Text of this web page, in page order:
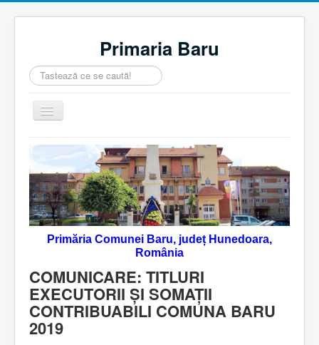
Primaria Baru
Căutare
...
Comută
navigarea
Home
Despre noi
Noutăţi
Contact
Servicii Online
Primăria Comunei Baru, județ Hunedoara,
România
COMUNICARE: TITLURI
EXECUTORII ȘI SOMAȚII
CONTRIBUABILI COMUNA BARU
2019